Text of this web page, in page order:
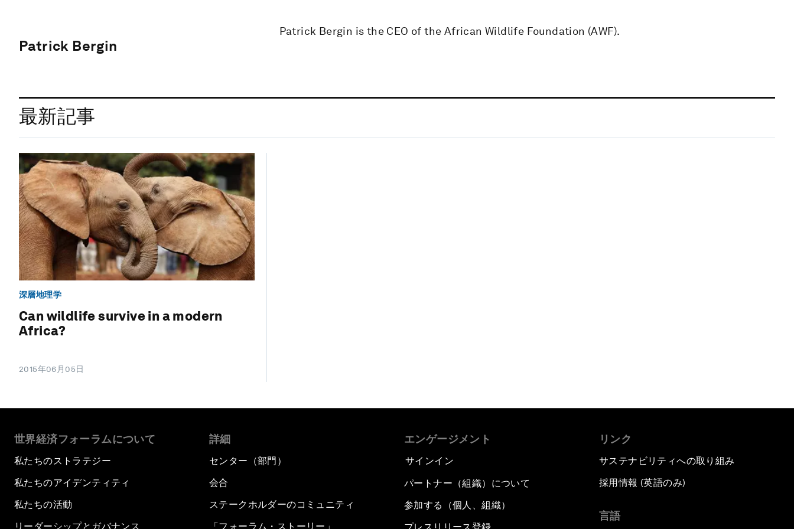
Patrick Bergin
Patrick Bergin is the CEO of the African Wildlife Foundation (AWF).
最新記事
深層地理学
Can wildlife survive in a modern
Africa?
2015年06月05日
世界経済フォーラムについて
私たちのストラテジー
私たちのアイデンティティ
私たちの活動
リーダーシップとガバナンス
詳細
センター（部門）
会合
ステークホルダーのコミュニティ
「フォーラム・ストーリー」
エンゲージメント
サインイン
パートナー（組織）について
参加する（個人、組織）
リンク
サステナビリティへの取り組み
採用情報 (英語のみ)
言語